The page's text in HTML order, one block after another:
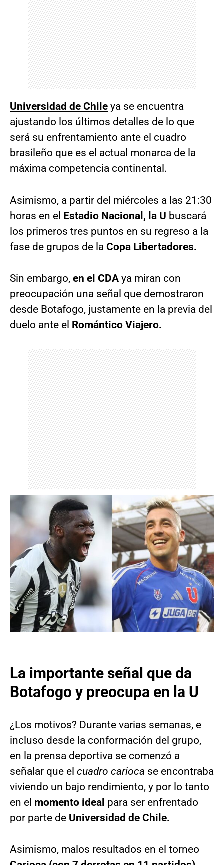
Universidad de Chile ya se encuentra
ajustando los últimos detalles de lo que
será su enfrentamiento ante el cuadro
brasileño que es el actual monarca de la
máxima competencia continental.
Asimismo, a partir del miércoles a las 21:30
horas en el Estadio Nacional, la U buscará
los primeros tres puntos en su regreso a la
fase de grupos de la Copa Libertadores.
Sin embargo, en el CDA ya miran con
preocupación una señal que demostraron
desde Botafogo, justamente en la previa del
duelo ante el Romántico Viajero.
La importante señal que da
Botafogo y preocupa en la U
¿Los motivos? Durante varias semanas, e
incluso desde la conformación del grupo,
en la prensa deportiva se comenzó a
señalar que el cuadro carioca se encontraba
viviendo un bajo rendimiento, y por lo tanto
en el momento ideal para ser enfrentado
por parte de Universidad de Chile.
Asimismo, malos resultados en el torneo